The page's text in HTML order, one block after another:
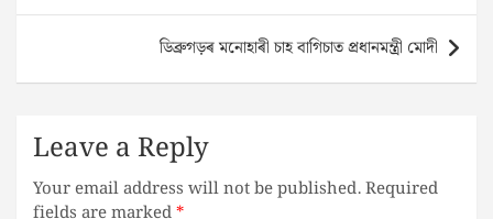
ডিব্ৰুগড়ৰ মনোহাৰী চাহ বাগিচাত প্ৰধানমন্ত্ৰী মোদী
Leave a Reply
Your email address will not be published.Required